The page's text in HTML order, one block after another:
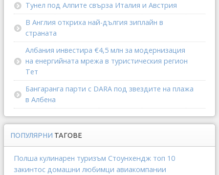
Тунел под Алпите свърза Италия и Австрия
В Англия откриха най-дългия зиплайн в
страната
Албания инвестира €4,5 млн за модернизация
на енергийната мрежа в туристическия регион
Тет
Бангаранга парти с DARA под звездите на плажа
в Албена
ПОПУЛЯРНИ ТАГОВЕ
Полша кулинарен туризъм Стоунхендж топ 10
закинтос домашни любимци авиакомпании